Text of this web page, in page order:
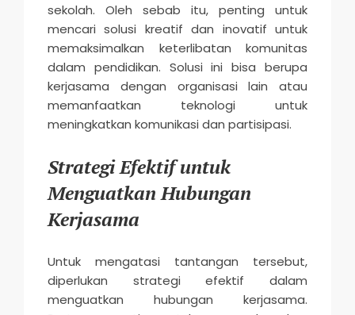
sekolah. Oleh sebab itu, penting untuk
mencari solusi kreatif dan inovatif untuk
memaksimalkan keterlibatan komunitas
dalam pendidikan. Solusi ini bisa berupa
kerjasama dengan organisasi lain atau
memanfaatkan teknologi untuk
meningkatkan komunikasi dan partisipasi.
Strategi Efektif untuk
Menguatkan Hubungan
Kerjasama
Untuk mengatasi tantangan tersebut,
diperlukan strategi efektif dalam
menguatkan hubungan kerjasama.